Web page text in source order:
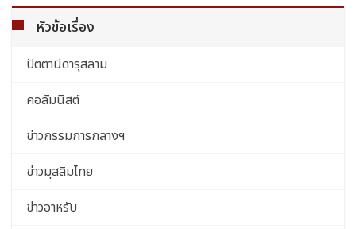
หัวข้อเรื่อง
ปัตตานีดารุสลาม
คอลัมนิสต์
ข่าวกรรมการกลางฯ
ข่าวมุสลิมไทย
ข่าวอาหรับ